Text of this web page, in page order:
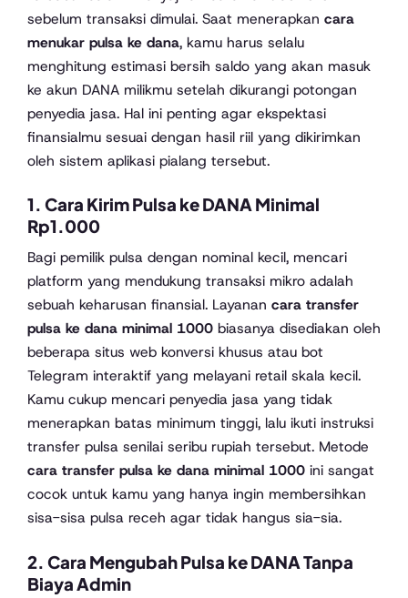
sebelum transaksi dimulai. Saat menerapkan cara
menukar pulsa ke dana, kamu harus selalu
menghitung estimasi bersih saldo yang akan masuk
ke akun DANA milikmu setelah dikurangi potongan
penyedia jasa. Hal ini penting agar ekspektasi
finansialmu sesuai dengan hasil riil yang dikirimkan
oleh sistem aplikasi pialang tersebut.
1. Cara Kirim Pulsa ke DANA Minimal
Rp1.000
Bagi pemilik pulsa dengan nominal kecil, mencari
platform yang mendukung transaksi mikro adalah
sebuah keharusan finansial. Layanan cara transfer
pulsa ke dana minimal 1000 biasanya disediakan oleh
beberapa situs web konversi khusus atau bot
Telegram interaktif yang melayani retail skala kecil.
Kamu cukup mencari penyedia jasa yang tidak
menerapkan batas minimum tinggi, lalu ikuti instruksi
transfer pulsa senilai seribu rupiah tersebut. Metode
cara transfer pulsa ke dana minimal 1000 ini sangat
cocok untuk kamu yang hanya ingin membersihkan
sisa-sisa pulsa receh agar tidak hangus sia-sia.
2. Cara Mengubah Pulsa ke DANA Tanpa
Biaya Admin